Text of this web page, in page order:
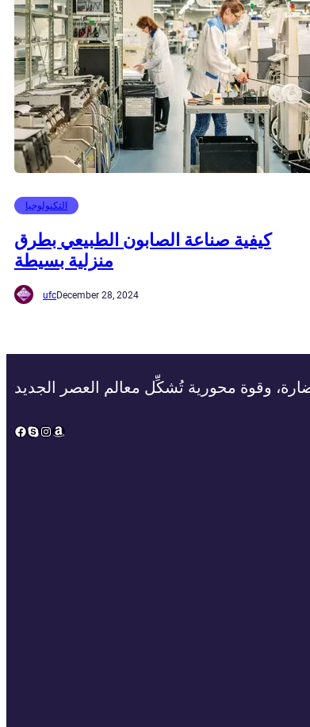
التكنولوجيا
كيفية صناعة الصابون الطبيعي بطرق
منزلية بسيطة
ufcDecember 28, 2024
وقوة محورية تُشكِّل معالم العصر الجديد
Facebook
Skype
Instagram
Amazon